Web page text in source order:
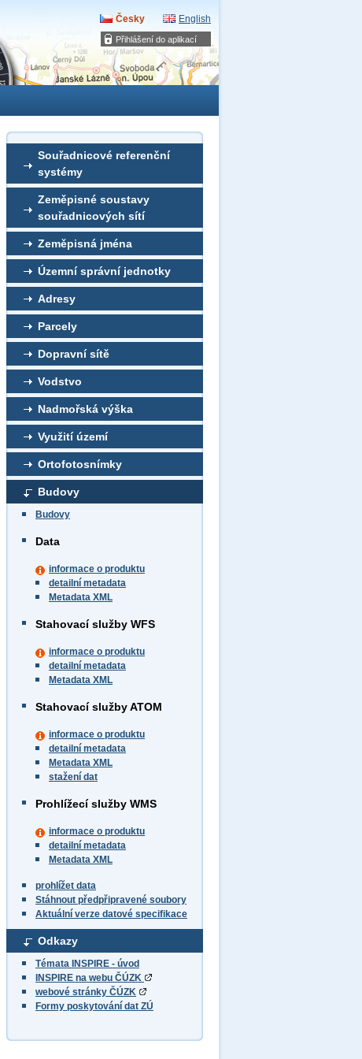
Přihlášení do aplikací
Česky English
Souřadnicové referenční
systémy
Zeměpisné soustavy
souřadnicových sítí
Zeměpisná jména
Územní správní jednotky
Adresy
Parcely
Dopravní sítě
Vodstvo
Nadmořská výška
Využití území
Ortofotosnímky
Budovy
Budovy
Data
informace o produktu
detailní metadata
Metadata XML
Stahovací služby WFS
informace o produktu
detailní metadata
Metadata XML
Stahovací služby ATOM
informace o produktu
detailní metadata
Metadata XML
stažení dat
Prohlížecí služby WMS
informace o produktu
detailní metadata
Metadata XML
prohlížet data
Stáhnout předpřipravené soubory
Aktuální verze datové specifikace
Odkazy
Témata INSPIRE - úvod
INSPIRE na webu ČÚZK
webové stránky ČÚZK
Formy poskytování dat ZÚ